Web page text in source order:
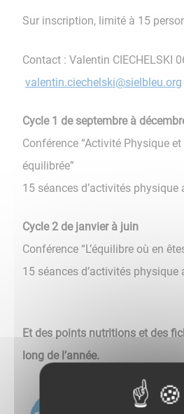
Sur inscription, limité à 15
Contact : Valentin CIECHELSKI
valentin.ciechelski@sielbleu.org
Cycle 1 de septembre à
Conférence “Activité Physique
équilibrée”
15 séances d’activités physique
Cycle 2 de janvier à juin
Conférence “L’équilibre où en
15 séances d’activités physique
Et des points nutritions et des
long de l’année.